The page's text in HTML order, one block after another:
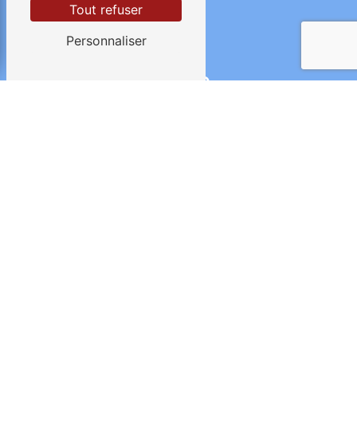
Tout refuser
Personnaliser